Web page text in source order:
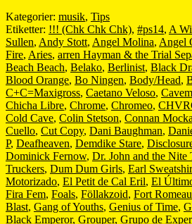
Kategorier: musik, Tips
Etiketter: !!! (Chk Chk Chk), #ps14, A
Sullen, Andy Stott, Angel Molina, Angel
Fire, Aries, arren Hayman & the Trial
Beach Beach, Belako, Berlinist, Black
Blood Orange, Bo Ningen, Body/Head,
C+C=Maxigross, Caetano Veloso,
Chicha Libre, Chrome, Chromeo,
Cold Cave, Colin Stetson, Connan
Cuello, Cut Copy, Dani Baughman,
P, Deafheaven, Demdike Stare,
Dominick Fernow, Dr. John and the Nite
Truckers, Dum Dum Girls, Earl
Motorizado, El Petit de Cal Eril, El
Fira Fem, Foals, Föllakzoid, Fort Romeau
Blast, Gang of Youths, Genius of Time,
Black Emperor, Grouper, Grupo de